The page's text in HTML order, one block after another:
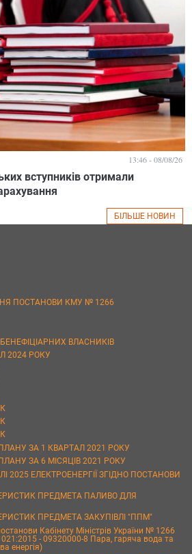
вступників отримали
13:46 - 08/08/26
БІЛЬШЕ НОВИН
ПОСТАНОВИ КМУ № 1266
ВЛАСНИКІВ
2024 РОКУ
ЗА 1 КВАРТАЛ 2021 РОКУ
ЗА 6 МІСЯЦІВ 2021 РОКУ
2025 ЕЛЕКТРОЕНЕРГІЇ ЗГІДНО ПОСТАНОВИ
ПРЕДМЕТА ПАЛИВО ДЛЯ
ПРЕДМЕТА ЗАКУПІВЛІ "ППМ"
Кабінету Міністрів України № 1266
- 09320000-8 Пара, гаряча вода та
енергія)